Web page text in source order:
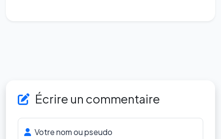
Écrire un commentaire
Votre nom ou pseudo